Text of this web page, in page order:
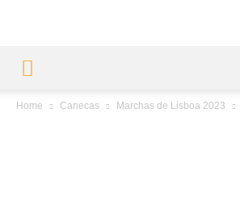
Home Canecas Marchas de Lisboa 2023